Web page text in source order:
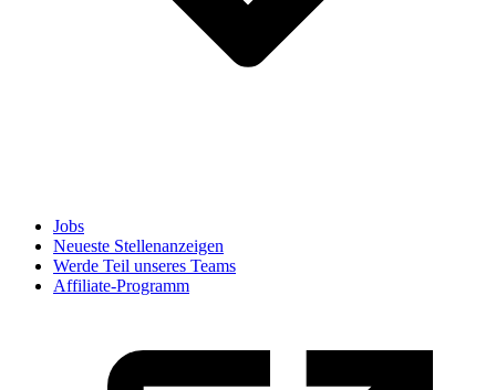
Jobs
Neueste Stellenanzeigen
Werde Teil unseres Teams
Affiliate-Programm